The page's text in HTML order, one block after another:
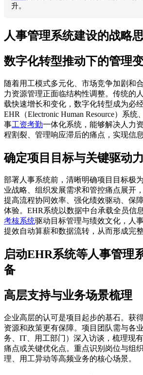
升。
人事管理系统建设的战略
数字化转型推动下的管理
随着用工模式多元化、市场竞争加剧和
力资源管理正面临结构性调整。传统的
载快速增长和变化，数字化转型成为必经
EHR（Electronic Human Resource）系统、
事工资考勤一体化系统，能够解决人力
程割裂、管理响应滞后的痛点，实现信
确定项目目标与关键驱动力
部署人事系统前，清晰明确项目目标极
业战略、组织发展需求和管控痛点展开
提高流程协同效率、强化绩效驱动、保
体验。EHR系统以数据中台承载全员信
考核系统驱动目标管理与绩效文化，人
提效自动算薪和数据流转，从而形成完
启动EHR系统等人事管理
备
高层支持与业务场景梳理
企业高层的认可是项目起步的基石。获
资源和政策更有保障。项目团队需与各
务、IT、用工部门）深入访谈，梳理现
痛点或关键优化点。重点识别岗位与组
理、用工异动等高频业务的核心场景。